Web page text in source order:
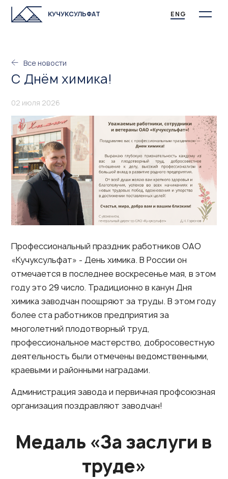
КУЧУКСУЛЬФАТ ENG
Все новости
С Днём химика!
02 июля 2026
Профессиональный праздник работников ОАО
«Кучуксульфат» - День химика. В России он
отмечается в последнее воскресенье мая, в этом
году это 29 число. Традиционно в канун Дня
химика заводчан поощряют за труды. В этом году
более ста работников предприятия за
многолетний плодотворный труд,
профессиональное мастерство, добросовестную
деятельность были отмечены ведомственными,
краевыми и районными наградами.
Администрация завода и первичная профсоюзная
организация поздравляют заводчан!
Медаль «За заслуги в
труде»